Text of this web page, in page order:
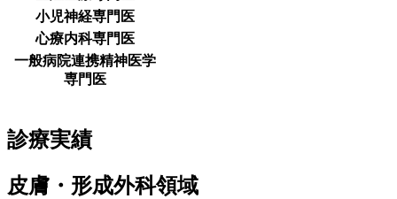
小児神経専門医
心療内科専門医
一般病院連携精神医学
専門医
診療実績
皮膚・形成外科領域